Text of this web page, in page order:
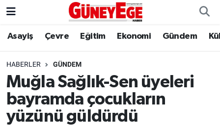
Asayiş Çevre Eğitim Ekonomi Gündem
HABERLER GÜNDEM
Muğla Sağlık-Sen üyeleri
bayramda çocukların
yüzünü güldürdü
Asayiş
Çevre
Eğitim
Ekonomi
İstanbul Hava Durumu
İstanbul Trafik Yoğunluk Haritası
Süper Lig Puan Durumu ve Fikstür
Tüm Manşetler